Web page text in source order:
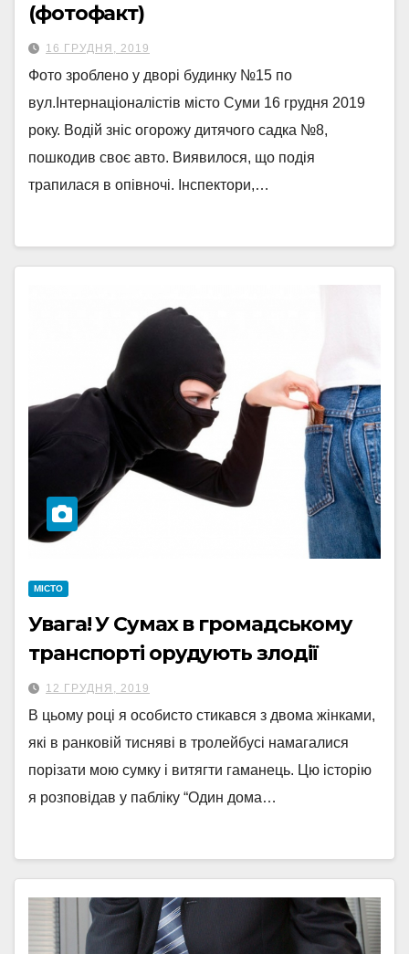
(фотофакт)
16 ГРУДНЯ, 2019
Фото зроблено у дворі будинку №15 по
вул.Інтернаціоналістів місто Суми 16 грудня 2019
року. Водій зніс огорожу дитячого садка №8,
пошкодив своє авто. Виявилося, що подія
трапилася в опівночі. Інспектори,…
МІСТО
Увага! У Сумах в громадському
транспорті орудують злодії
12 ГРУДНЯ, 2019
В цьому році я особисто стикався з двома жінками,
які в ранковій тисняві в тролейбусі намагалися
порізати мою сумку і витягти гаманець. Цю історію
я розповідав у пабліку “Один дома…